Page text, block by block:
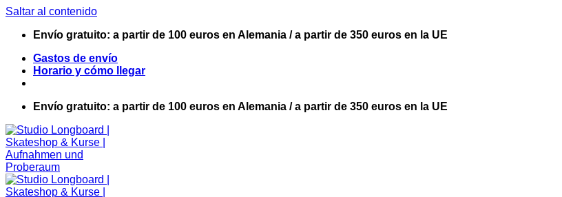
Saltar al contenido
Envío gratuito: a partir de 100 euros en Alemania / a partir de 350 euros en la UE
Gastos de envío
Horario y cómo llegar
Envío gratuito: a partir de 100 euros en Alemania / a partir de 350 euros en la UE